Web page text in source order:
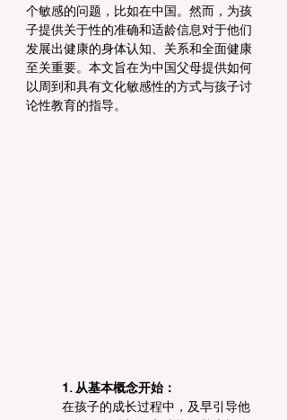
个敏感的问题，比如在中国。然而，为孩
子提供关于性的准确和适龄信息对于他们
发展出健康的身体认知、关系和全面健康
至关重要。本文旨在为中国父母提供如何
以周到和具有文化敏感性的方式与孩子讨
论性教育的指导。
1. 从基本概念开始：
在孩子的成长过程中，及早引导他